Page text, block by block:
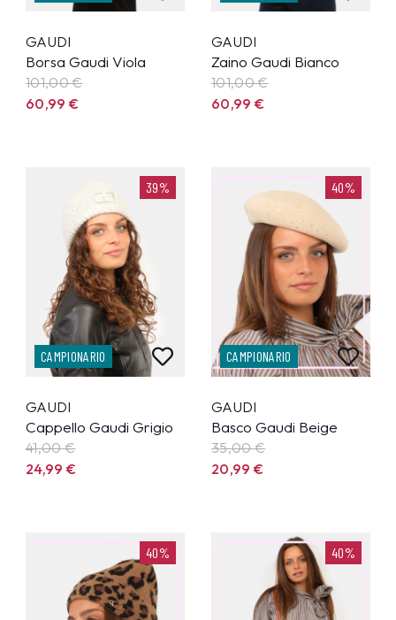
GAUDI
Borsa Gaudi Viola
101,00 €
60,99€
GAUDI
Zaino Gaudi Bianco
101,00 €
60,99€
39%
CAMPIONARIO
GAUDI
Cappello Gaudi Grigio
41,00 €
24,99€
40%
CAMPIONARIO
GAUDI
Basco Gaudi Beige
35,00 €
20,99€
40% 40%